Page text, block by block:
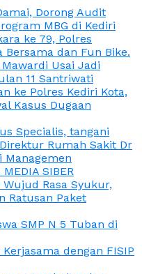
Dorong Audit
MBG di Kediri
ke 79, Polres
Bersama dan Fun Bike.
Usai Jadi
11 Santriwati
ke Polres Kediri Kota,
Kasus Dugaan
Specialis, tangani
Rumah Sakit Dr
Managemen
SIBER
Rasa Syukur,
Ratusan Paket
SMP N 5 Tuban di
dengan FISIP